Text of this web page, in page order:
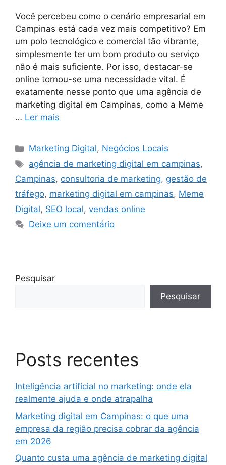
Você percebeu como o cenário empresarial em
Campinas está cada vez mais competitivo? Em
um polo tecnológico e comercial tão vibrante,
simplesmente ter um bom produto ou serviço
não é mais suficiente. Por isso, destacar-se
online tornou-se uma necessidade vital. É
exatamente nesse ponto que uma agência de
marketing digital em Campinas, como a Meme
… Ler mais
Marketing Digital, Negócios Locais
agência de marketing digital em campinas,
Campinas, consultoria de marketing, gestão de
tráfego, marketing digital em campinas, Meme
Digital, SEO local, vendas online
Deixe um comentário
Pesquisar
Pesquisar
Posts recentes
Inteligência artificial no marketing: onde ela
realmente ajuda e onde atrapalha
Marketing digital em Campinas: o que uma
empresa da região precisa cobrar da agência
em 2026
Quanto custa uma agência de marketing digital